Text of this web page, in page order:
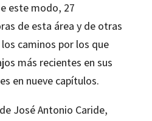
este modo, 27
de esta área y de otras
caminos por los que
más recientes en sus
en nueve capítulos.
José Antonio Caride,